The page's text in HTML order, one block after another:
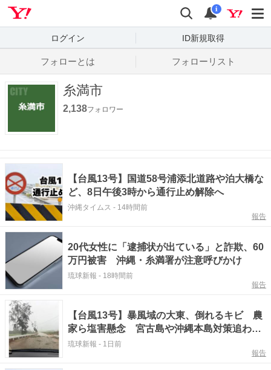
検索
通知
i
ログイン ID新規取得
フォローとは フォローリスト
糸満市
2,138フォロワー
【台風13号】国道58号浦添北道路や泊大橋な
ど、8日午後3時から通行止め解除へ
沖縄タイムス - 14時間前
報告
20代女性に「逮捕状が出ている」と詐欺、60
万円被害 沖縄・糸満署が注意呼びかけ
琉球新報 - 18時間前
報告
【台風13号】暴風域の大東、倒れるキビ 農
家ら塩害懸念 宮古島や沖縄本島対策追わ
れ 沖縄
琉球新報 - 1日前
報告